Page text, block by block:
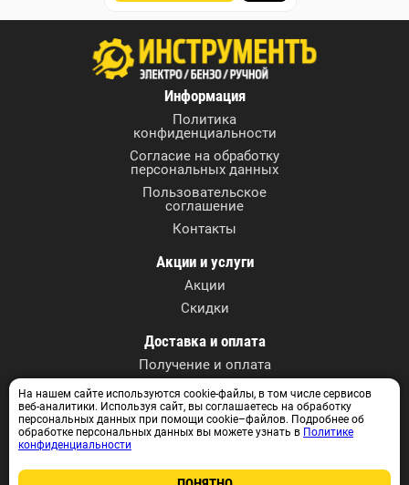
Информация
Политика
конфиденциальности
Согласие на обработку
персональных данных
Пользовательское
соглашение
Контакты
Акции и услуги
Акции
Скидки
Доставка и оплата
Получение и оплата
Контактные данные
г. Томск, ул. А. Иванова, 27
+7 (3822) 590-717
info@instrumentvtomske.ru
На нашем сайте используются cookie-файлы, в том числе сервисов
веб-аналитики. Используя сайт, вы соглашаетесь на обработку
персональных данных при помощи cookie–файлов. Подробнее об
обработке персональных данных вы можете узнать в Политике
конфиденциальности